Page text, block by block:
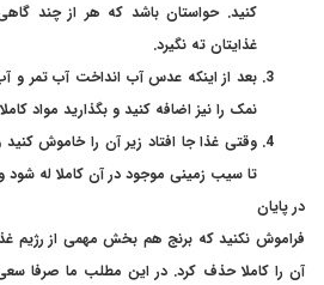
کنید. حواستان باشد که هر از چند
غذایتان ته نگیرد.
بعد از اینکه عدس آب انداخت آب تمر و
نمک را نیز اضافه کنید و بگذارید مواد
وقتی غذا جا افتاد زیر آن را خاموش
تا سیب زمینی موجود در آن کاملا له شود
در پایان
فراموش نکنید که برنج هم بخش مهمی از رژیم
آن را کاملا حذف کرد. در این مطلب ما صرفا